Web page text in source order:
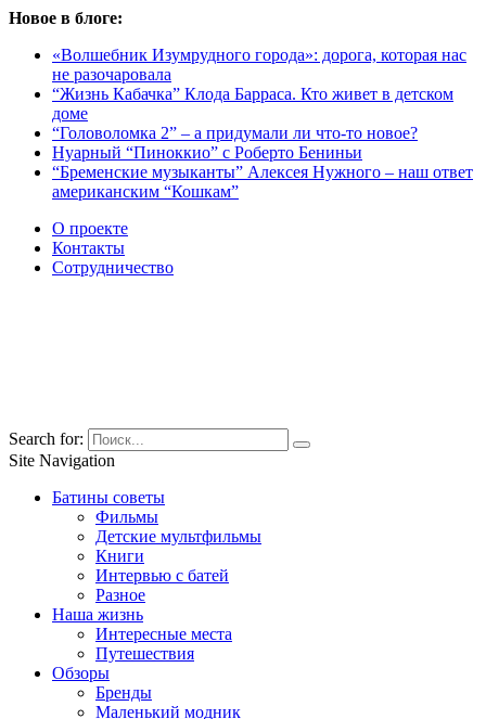
Новое в блоге:
«Волшебник Изумрудного города»: дорога, которая нас
не разочаровала
“Жизнь Кабачка” Клода Барраса. Кто живет в детском
доме
“Головоломка 2” – а придумали ли что-то новое?
Нуарный “Пиноккио” с Роберто Бениньи
“Бременские музыканты” Алексея Нужного – наш ответ
американским “Кошкам”
О проекте
Контакты
Сотрудничество
Search for:
Site Navigation
Батины советы
Фильмы
Детские мультфильмы
Книги
Интервью с батей
Разное
Наша жизнь
Интересные места
Путешествия
Обзоры
Бренды
Маленький модник